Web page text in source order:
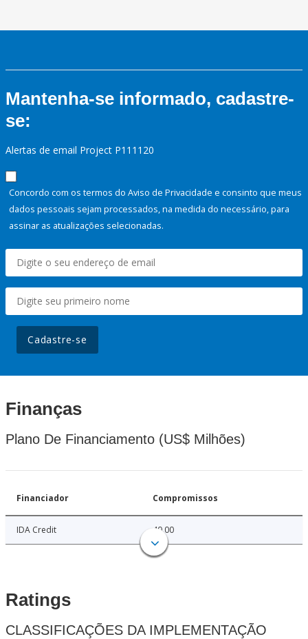
Mantenha-se informado, cadastre-
se:
Alertas de email Project P111120
Concordo com os termos do Aviso de Privacidade e consinto que meus
dados pessoais sejam processados, na medida do necessário, para
assinar as atualizações selecionadas.
Cadastre-se
Finanças
Plano De Financiamento (US$ Milhões)
Financiador Compromissos
IDA Credit 40.00
Ratings
CLASSIFICAÇÕES DA IMPLEMENTAÇÃO